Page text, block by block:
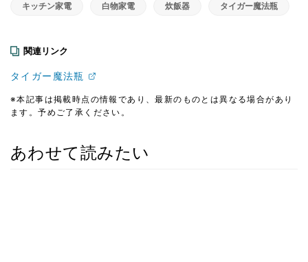
キッチン家電 白物家電 炊飯器 タイガー魔法瓶
関連リンク
タイガー魔法瓶
※本記事は掲載時点の情報であり、最新のものとは異なる場合があり
ます。予めご了承ください。
あわせて読みたい